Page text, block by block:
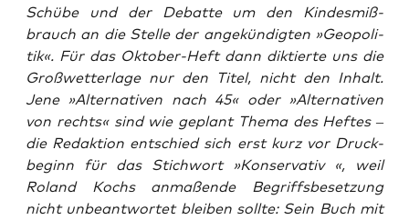
Schü­be und der Debat­te um den Kin­des­miß­
brauch an die Stel­le der ange­kün­dig­ten »Geo­po­li­
tik«. Für das Okto­ber-Heft dann dik­tier­te uns die
Groß­wet­ter­la­ge nur den Titel, nicht den Inhalt.
Jene »Alter­na­ti­ven nach 45« oder »Alter­na­ti­ven
von rechts« sind wie geplant The­ma des Hef­tes –
die Redak­ti­on ent­schied sich erst kurz vor Druck­
be­ginn für das Stich­wort »Kon­ser­va­tiv «, weil
Roland Kochs anma­ßen­de Begriffs­be­set­zung
nicht unbe­ant­wor­tet blei­ben soll­te: Sein Buch mit